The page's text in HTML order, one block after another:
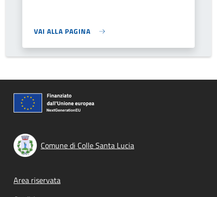
VAI ALLA PAGINA
Comune di Colle Santa Lucia
Footer menu
Area riservata